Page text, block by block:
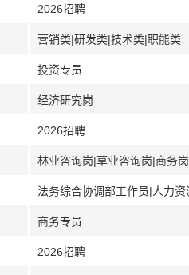
2026招聘
营销类|研发类|技术类|职能类
投资专员
经济研究岗
2026招聘
林业咨询岗|草业咨询岗|商务岗
商务专员
2026招聘